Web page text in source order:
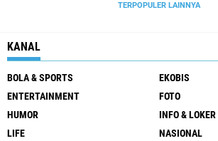
TERPOPULER LAINNYA
KANAL
BOLA & SPORTS
EKOBIS
ENTERTAINMENT
FOTO
HUMOR
INFO & LOKER
LIFE
NASIONAL